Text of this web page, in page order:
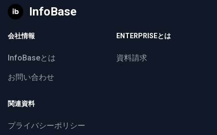
InfoBase
会社情報
InfoBaseとは
お問い合わせ
ENTERPRISEとは
資料請求
関連資料
プライバシーポリシー